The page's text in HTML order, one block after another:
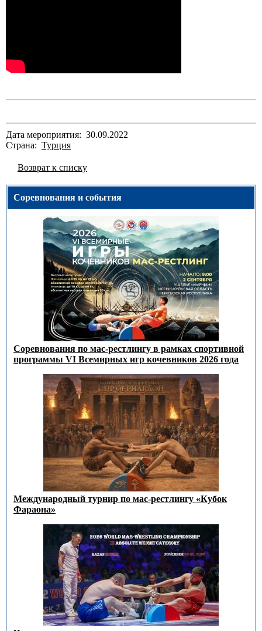
Дата мероприятия: 30.09.2022
Страна: Турция
Возврат к списку
Соревнования и события
Соревнования по мас-рестлингу в рамках спортивной
программы VI Всемирных игр кочевников 2026 года
Международный турнир по мас-рестлингу «Кубок
Фараона»